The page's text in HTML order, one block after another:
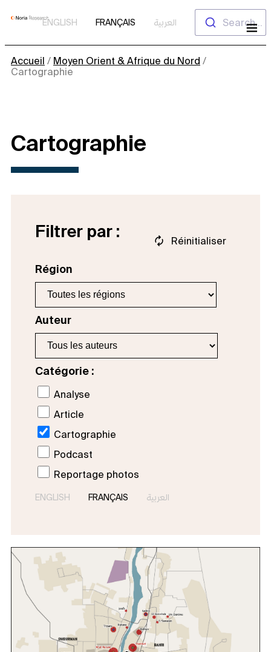
Aller
ENGLISH FRANÇAIS العربية Search...
Accueil / Moyen Orient & Afrique du Nord /
Cartographie
Cartographie
Filtrer par :
Région
Auteur
Catégorie :
Analyse
Article
Cartographie
Podcast
Reportage photos
Réinitialiser
ENGLISH FRANÇAIS العربية